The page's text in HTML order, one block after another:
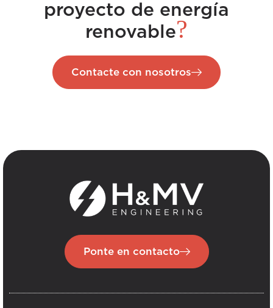
proyecto de energía
renovable?
Contacte con nosotros
Ponte en contacto